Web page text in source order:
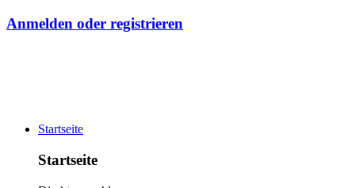
Anmelden oder registrieren
Startseite
Startseite